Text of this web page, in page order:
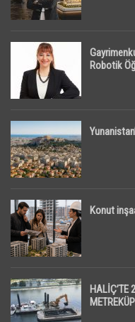
Robotik
Konut
HALİÇ’TE